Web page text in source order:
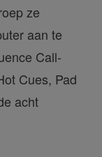
ze
aan te
Call-
Cues, Pad
acht